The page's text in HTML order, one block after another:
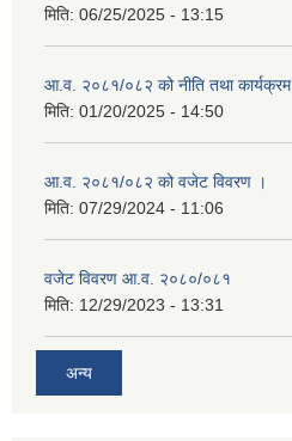
मिति: 06/25/2025 - 13:15
आ.व. २०८१/०८२ को नीति तथा कार्यक्रम
मिति: 01/20/2025 - 14:50
आ.व. २०८१/०८२ को वजेट विवरण ।
मिति: 07/29/2024 - 11:06
वजेट विवरण आ.व. २०८०/०८१
मिति: 12/29/2023 - 13:31
अन्य